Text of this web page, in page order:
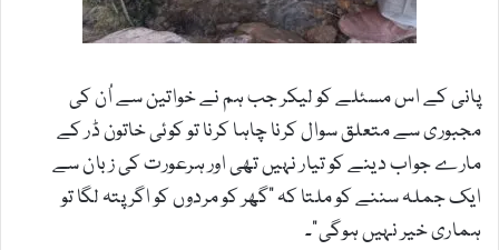
پانی کے اس مسئلے کو لیکر جب ہم نے خواتین سے اُن کی
مجبوری سے متعلق سوال کرنا چاہا کرنا تو کوئی خاتون ڈر کے
مارے جواب دینے کو تیار نہیں تھی اور ہرعورت کی زبان سے
ایک جملہ سننے کو ملتا کہ ”گھر کو مردوں کو اگر پتہ لگا تو
ہماری خیر نہیں ہوگی“۔